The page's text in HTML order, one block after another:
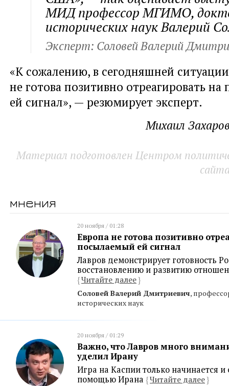
МИД профессор МГИМО,
исторических наук Валерий
Эксперт: Соловей Валерий
«К сожалению, в сегодняшней
не готова позитивно отреагировать
ей сигнал», — резюмирует эксперт.
Михаил
Материал подготовлен Центром
мнения
20 ноября / 01:28
Европа не готова позитивно
посылаемый ей сигнал
Лавров демонстрирует готовность
восстановлению и развитию
{Читайте далее}
Соловей Валерий Дмитриевич,
исторических наук
20 ноября / 01:29
Важно, что Лавров много
уделил Ирану
Игра на Каспии только начинается
помощью Ирана {Читайте далее}